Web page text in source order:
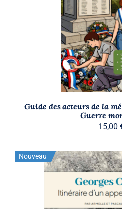
Guide des acteurs de la
Guerre
15,00
Nouveau